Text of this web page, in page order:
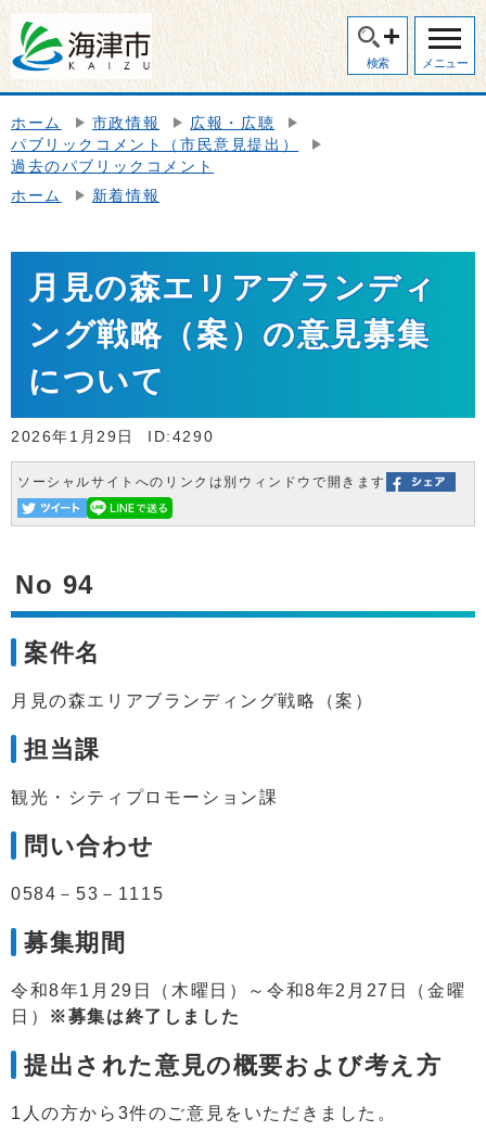
検索 メニュー
ホーム 市政情報
広報・広聴
パブリックコメント（市民意見提出）
過去のパブリックコメント
ホーム
新着情報
月見の森エリアブランディ
ング戦略（案）の意見募集
について
2026年1月29日 ID:4290
ソーシャルサイトへのリンクは別ウィンドウで開きます
No 94
案件名
月見の森エリアブランディング戦略（案）
担当課
観光・シティプロモーション課
問い合わせ
0584－53－1115
募集期間
令和8年1月29日（木曜日）～令和8年2月27日（金曜
日）
※募集は終了しました
提出された意見の概要および考え方
1人の方から3件のご意見をいただきました。